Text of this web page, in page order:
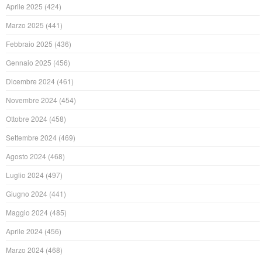
Aprile 2025 (424)
Marzo 2025 (441)
Febbraio 2025 (436)
Gennaio 2025 (456)
Dicembre 2024 (461)
Novembre 2024 (454)
Ottobre 2024 (458)
Settembre 2024 (469)
Agosto 2024 (468)
Luglio 2024 (497)
Giugno 2024 (441)
Maggio 2024 (485)
Aprile 2024 (456)
Marzo 2024 (468)